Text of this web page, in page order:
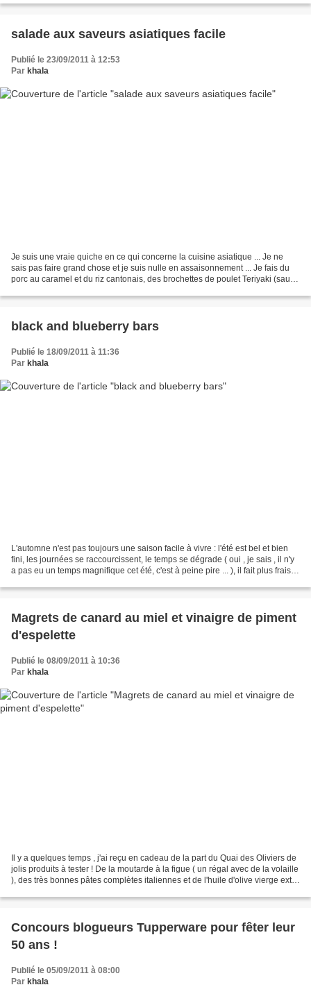
salade aux saveurs asiatiques facile
Publié le 23/09/2011 à 12:53
Par khala
Je suis une vraie quiche en ce qui concerne la cuisine asiatique ... Je ne
sais pas faire grand chose et je suis nulle en assaisonnement ... Je fais du
porc au caramel et du riz cantonais, des brochettes de poulet Teriyaki (sauce
black and blueberry bars
Publié le 18/09/2011 à 11:36
Par khala
L'automne n'est pas toujours une saison facile à vivre : l'été est bel et bien
fini, les journées se raccourcissent, le temps se dégrade ( oui , je sais , il n'y
a pas eu un temps magnifique cet été, c'est à peine pire ... ), il fait plus frais,
Magrets de canard au miel et vinaigre de piment
d'espelette
Publié le 08/09/2011 à 10:36
Par khala
Il y a quelques temps , j'ai reçu en cadeau de la part du Quai des Oliviers de
jolis produits à tester ! De la moutarde à la figue ( un régal avec de la volaille
), des très bonnes pâtes complètes italiennes et de l'huile d'olive vierge extra
Concours blogueurs Tupperware pour fêter leur
50 ans !
Publié le 05/09/2011 à 08:00
Par khala